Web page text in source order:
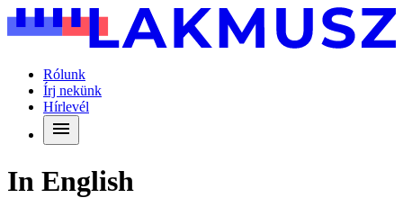
Rólunk
Írj nekünk
Hírlevél
In English